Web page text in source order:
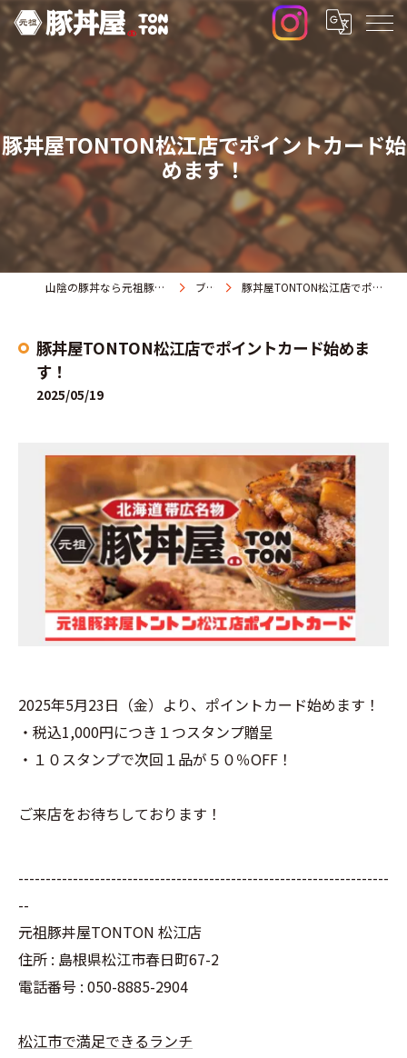
豚丼屋TONTON松江店でポイントカード始
めます！
山陰の豚丼なら元祖豚丼屋TONTON 米子店 ブログ 豚丼屋TONTON松江店でポイントカード始めます！
豚丼屋TONTON松江店でポイントカード始めま
す！
2025/05/19
2025年5月23日（金）より、ポイントカード始めます！
・税込1,000円につき１つスタンプ贈呈
・１０スタンプで次回１品が５０％OFF！
ご来店をお待ちしております！
--------------------------------------------------------------------
--
元祖豚丼屋TONTON 松江店
住所 : 島根県松江市春日町67-2
電話番号 : 050-8885-2904
松江市で満足できるランチ